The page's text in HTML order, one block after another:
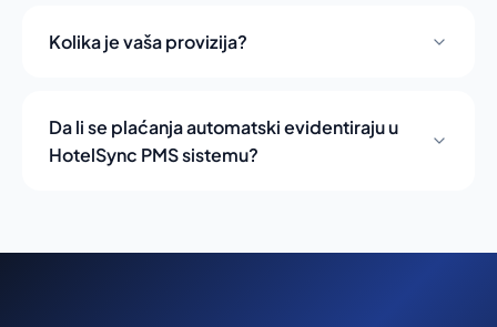
Kolika je vaša provizija?
Da li se plaćanja automatski evidentiraju u
HotelSync PMS sistemu?